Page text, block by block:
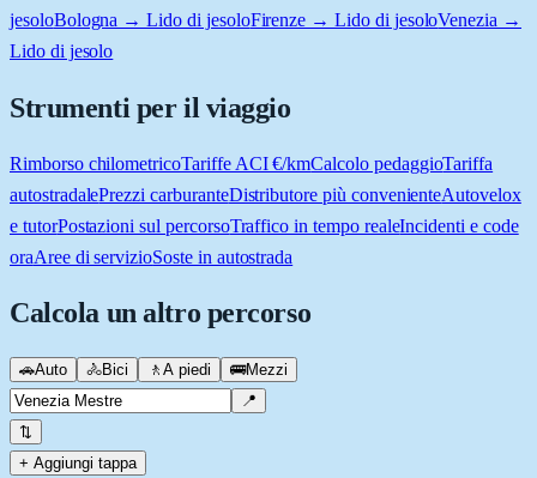
jesoloBologna → Lido di jesoloFirenze → Lido di jesoloVenezia →
Lido di jesolo
Strumenti per il viaggio
Rimborso chilometricoTariffe ACI €/kmCalcolo pedaggioTariffa
autostradalePrezzi carburanteDistributore più convenienteAutovelox
e tutorPostazioni sul percorsoTraffico in tempo realeIncidenti e code
oraAree di servizioSoste in autostrada
Calcola un altro percorso
🚗Auto 🚴Bici 🚶 A piedi 🚌Mezzi
📍
⇅
+ Aggiungi tappa